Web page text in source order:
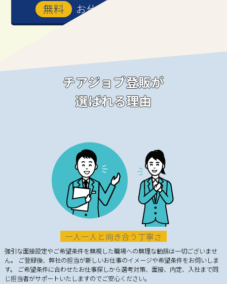
お仕事を紹介してもらう
チアジョブ登販が
選ばれる理由
一人一人と向き合う丁寧さ
強引な面接設定やご希望条件を無視した職場への無理な勧誘は一切ございませ
ん。 ご登録後、弊社の担当が新しいお仕事のイメージや希望条件をお伺いしま
す。 ご希望条件に合わせたお仕事探しから選考対策、面接、内定、入社まで同
じ担当者がサポートいたしますのでご安心ください。